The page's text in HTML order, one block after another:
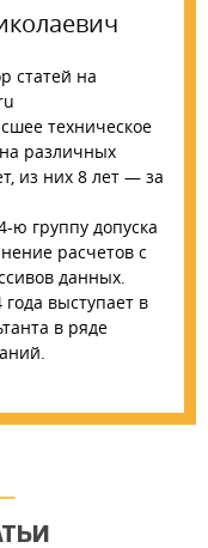
статей на
техническое
различных
из них 8 лет — за
ю группу допуска
расчетов с
данных.
выступает в
в ряде